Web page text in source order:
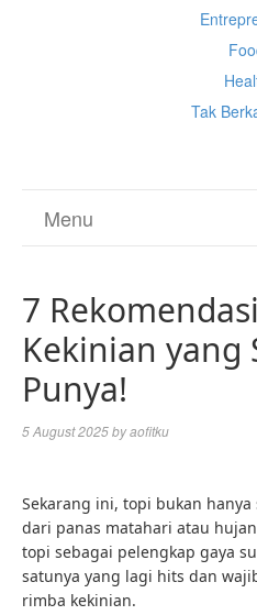
Tak
Menu
7
Kekinian yang
Punya!
5 August 2025byaofitku
Sekarang ini, topi bukan
dari panas matahari atau
topi sebagai pelengkap gaya
satunya yang lagi hits dan
rimba kekinian.